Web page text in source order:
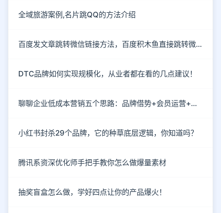
全域旅游案例,名片跳QQ的方法介绍
百度发文章跳转微信链接方法，百度积木鱼直接跳转微信
DTC品牌如何实现规模化，从业者都在看的几点建议！
聊聊企业低成本营销五个思路：品牌借势+会员运营+情感营销
小红书封杀29个品牌，它的种草底层逻辑，你知道吗？
腾讯系资深优化师手把手教你怎么做爆量素材
抽奖盲盒怎么做，学好四点让你的产品爆火！